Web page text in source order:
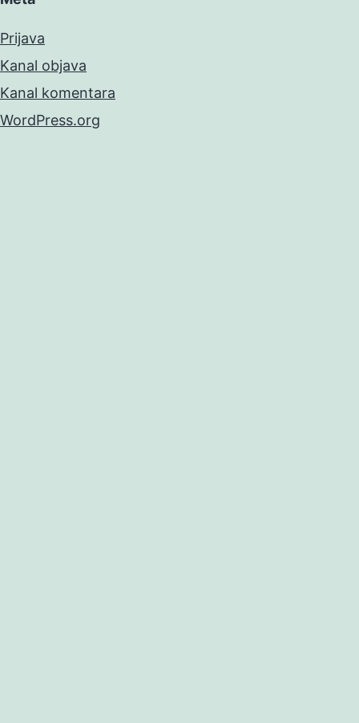
Prijava
Kanal objava
Kanal komentara
WordPress.org